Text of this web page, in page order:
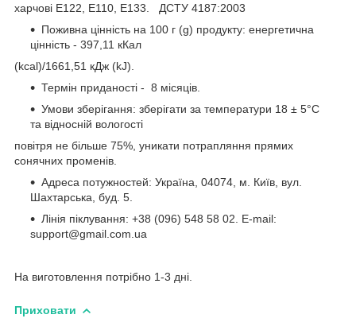
харчові Е122, E110, E133. ДСТУ 4187:2003
Поживна цінність на 100 г (g) продукту: енергетична
цінність - 397,11 кКал
(kcal)/1661,51 кДж (kJ).
Термін приданості - 8 місяців.
Умови зберігання: зберігати за температури 18 ± 5°C
та відносній вологості
повітря не більше 75%, уникати потрапляння прямих
сонячних променів.
Адреса потужностей: Україна, 04074, м. Київ, вул.
Шахтарська, буд. 5.
Лінія піклування: +38 (096) 548 58 02. E-mail:
support@gmail.com.ua
На виготовлення потрібно 1-3 дні.
Приховати